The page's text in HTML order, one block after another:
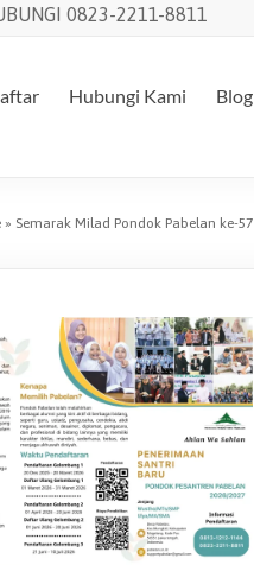
0823-2211-8811
Hubungi Kami Blog
» Semarak Milad Pondok Pabelan ke-57